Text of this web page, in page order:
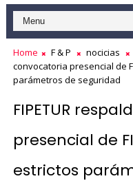
Home F & P nocicias
convocatoria presencial de
parámetros de seguridad
FIPETUR
presencial de
estrictos